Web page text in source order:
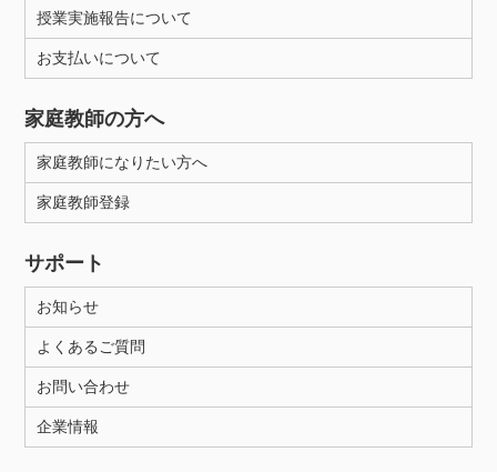
授業実施報告について
お支払いについて
家庭教師の方へ
家庭教師になりたい方へ
家庭教師登録
サポート
お知らせ
よくあるご質問
お問い合わせ
企業情報